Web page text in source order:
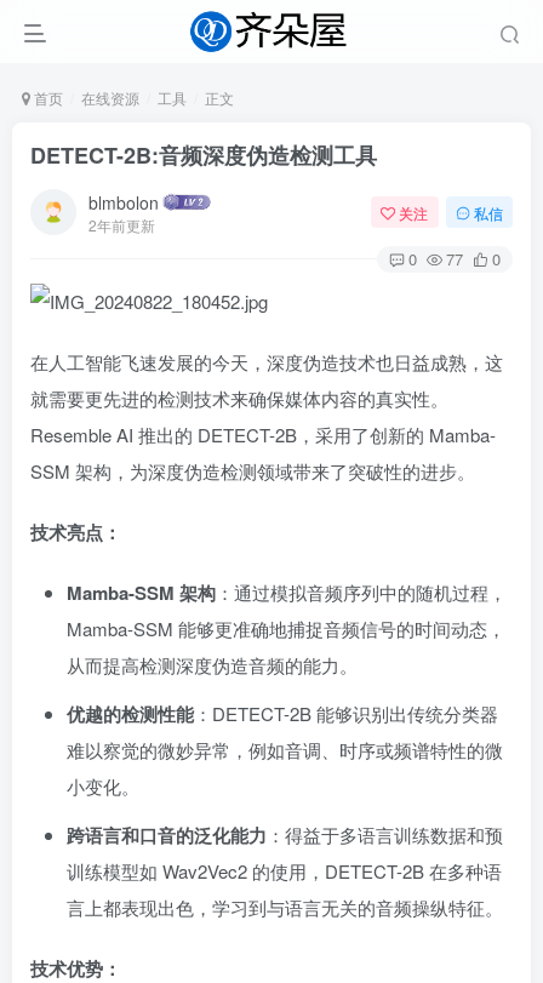
首页 在线资源 工具 正文
DETECT-2B:音频深度伪造检测工具
blmbolon
2年前更新
关注 私信
0 77 0
在人工智能飞速发展的今天，深度伪造技术也日益成熟，这
就需要更先进的检测技术来确保媒体内容的真实性。
Resemble AI 推出的 DETECT-2B，采用了创新的 Mamba-
SSM 架构，为深度伪造检测领域带来了突破性的进步。
技术亮点：
Mamba-SSM 架构 ：通过模拟音频序列中的随机过程，
Mamba-SSM 能够更准确地捕捉音频信号的时间动态，
从而提高检测深度伪造音频的能力。
优越的检测性能：DETECT-2B 能够识别出传统分类器
难以察觉的微妙异常，例如音调、时序或频谱特性的微
小变化。
跨语言和口音的泛化能力 ：得益于多语言训练数据和预
训练模型如 Wav2Vec2 的使用，DETECT-2B 在多种语
言上都表现出色，学习到与语言无关的音频操纵特征。
技术优势：